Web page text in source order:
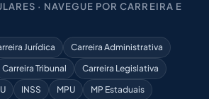
· NAVEGUE POR CARREIRA E
Jurídica
Carreira Administrativa
Carreira Tribunal
Carreira Legislativa
INSS MPU
MP Estaduais